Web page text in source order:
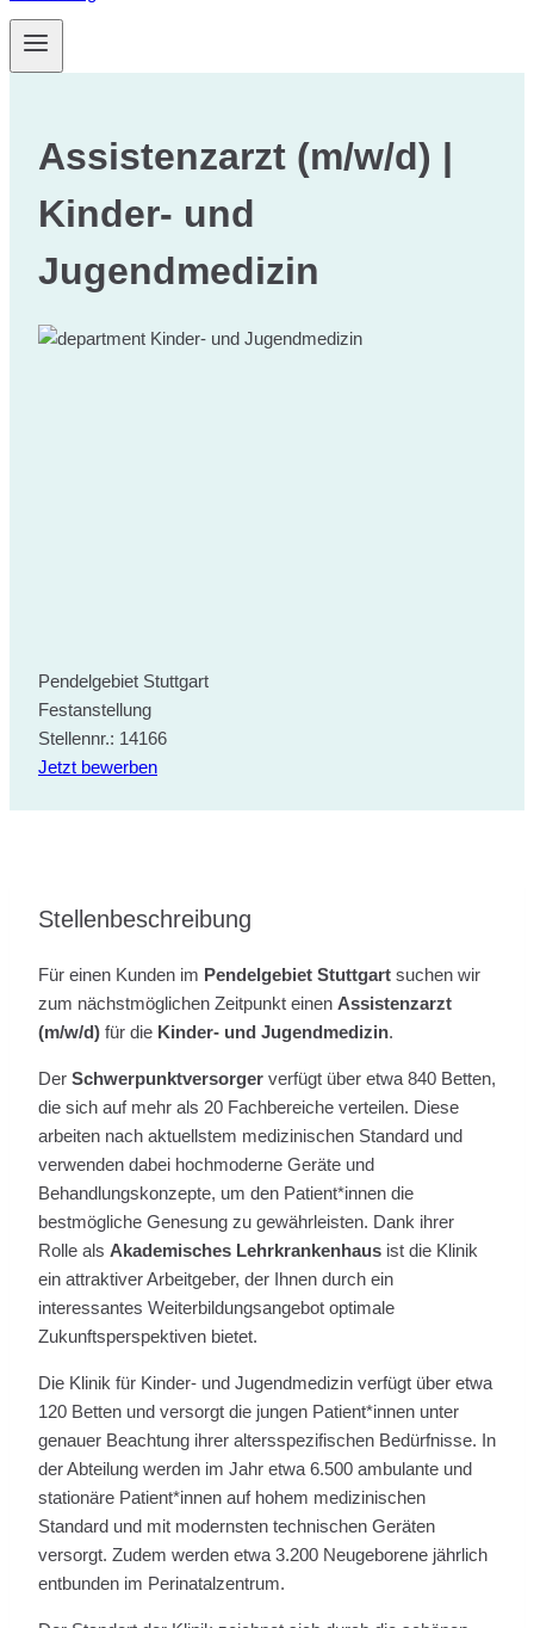
Assistenzarzt (m/w/d) |
Kinder- und
Jugendmedizin
Kinder- und Jugendmedizin
Pendelgebiet Stuttgart
Festanstellung
Stellennr.: 14166
Jetzt bewerben
Stellenbeschreibung
Für einen Kunden im Pendelgebiet Stuttgart suchen wir
zum nächstmöglichen Zeitpunkt einen Assistenzarzt
(m/w/d) für die Kinder- und Jugendmedizin.
Der Schwerpunktversorger verfügt über etwa 840 Betten,
die sich auf mehr als 20 Fachbereiche verteilen. Diese
arbeiten nach aktuellstem medizinischen Standard und
verwenden dabei hochmoderne Geräte und
Behandlungskonzepte, um den Patient*innen die
bestmögliche Genesung zu gewährleisten. Dank ihrer
Rolle als Akademisches Lehrkrankenhaus ist die Klinik
ein attraktiver Arbeitgeber, der Ihnen durch ein
interessantes Weiterbildungsangebot optimale
Zukunftsperspektiven bietet.
Die Klinik für Kinder- und Jugendmedizin verfügt über etwa
120 Betten und versorgt die jungen Patient*innen unter
genauer Beachtung ihrer altersspezifischen Bedürfnisse. In
der Abteilung werden im Jahr etwa 6.500 ambulante und
stationäre Patient*innen auf hohem medizinischen
Standard und mit modernsten technischen Geräten
versorgt. Zudem werden etwa 3.200 Neugeborene jährlich
entbunden im Perinatalzentrum.